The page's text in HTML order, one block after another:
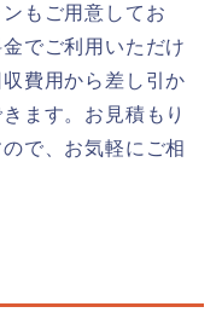
もご用意してお
でご利用いただけ
費用から差し引か
ます。お見積もり
で、お気軽にご相